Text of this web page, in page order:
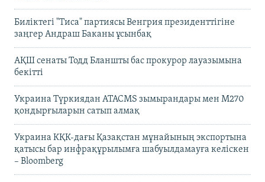
Биліктегі "Тиса" партиясы Венгрия президенттігіне
заңгер Андраш Баканы ұсынбақ
АҚШ сенаты Тодд Бланшты бас прокурор лауазымына
бекітті
Украина Түркиядан ATACMS зымырандары мен M270
қондырғыларын сатып алмақ
Украина КҚК-дағы Қазақстан мұнайының экспортына
қатысы бар инфрақұрылымға шабуылдамауға келіскен
– Bloomberg